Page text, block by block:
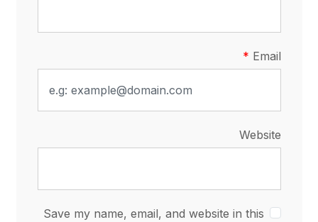
Email
Website
Save my name, email, and website in this